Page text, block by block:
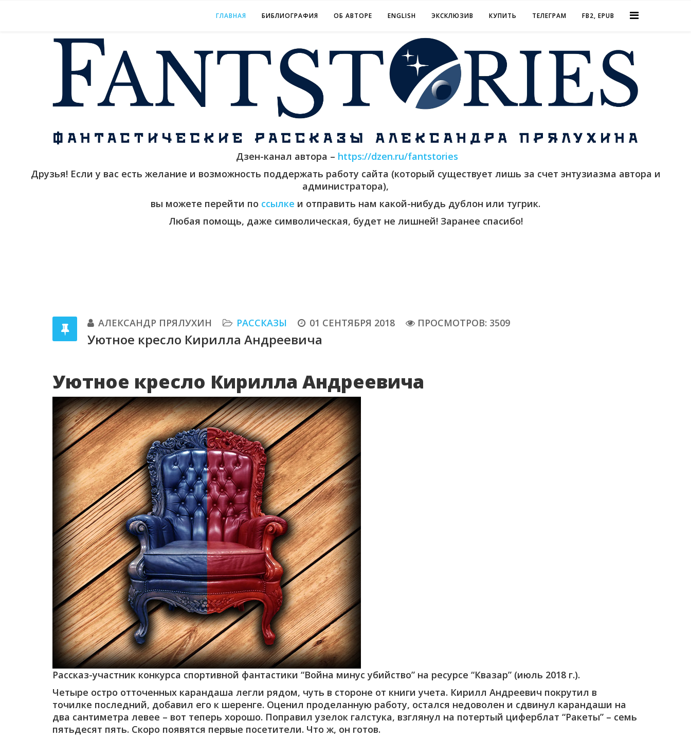
ГЛАВНАЯ БИБЛИОГРАФИЯ ОБ АВТОРЕ ENGLISH ЭКСКЛЮЗИВ КУПИТЬ ТЕЛЕГРАМ FB2, EPUB
Дзен-канал автора – https://dzen.ru/fantstories
Друзья! Если у вас есть желание и возможность поддержать работу сайта (который существует лишь за счет энтузиазма автора и
администратора),
вы можете перейти по ссылке и отправить нам какой-нибудь дублон или тугрик.
Любая помощь, даже символическая, будет не лишней! Заранее спасибо!
АЛЕКСАНДР ПРЯЛУХИН РАССКАЗЫ 01 СЕНТЯБРЯ 2018 ПРОСМОТРОВ: 3509
Уютное кресло Кирилла Андреевича
Уютное кресло Кирилла Андреевича
Рассказ-участник конкурса спортивной фантастики “Война минус убийство” на ресурсе “Квазар” (июль 2018 г.).
Четыре остро отточенных карандаша легли рядом, чуть в стороне от книги учета. Кирилл Андреевич покрутил в
точилке последний, добавил его к шеренге. Оценил проделанную работу, остался недоволен и сдвинул карандаши на
два сантиметра левее – вот теперь хорошо. Поправил узелок галстука, взглянул на потертый циферблат “Ракеты” – семь
пятьдесят пять. Скоро появятся первые посетители. Что ж, он готов.